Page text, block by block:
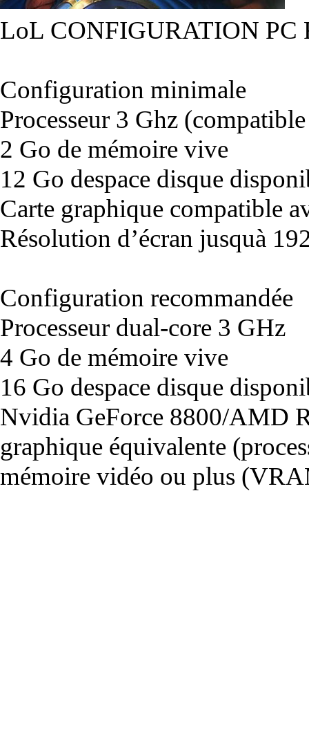
LoL CONFIGURATION PC
Configuration minimale
Processeur 3 Ghz
2 Go de mémoire vive
12 Go despace disque
Carte graphique compatible
Résolution d’écran jusquà
Configuration recommandée
Processeur dual-core 3 GHz
4 Go de mémoire vive
16 Go despace disque
Nvidia GeForce 8800/AMD
graphique équivalente
mémoire vidéo ou plus